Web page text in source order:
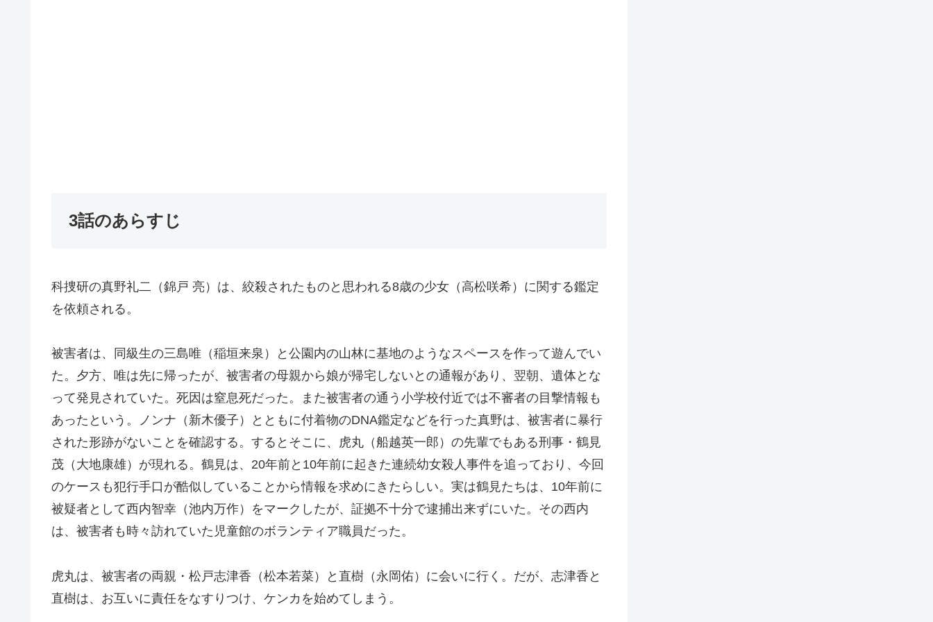
3話のあらすじ
科捜研の真野礼二（錦戸 亮）は、絞殺されたものと思われる8歳の少女（高松咲希）に関する鑑定
を依頼される。
被害者は、同級生の三島唯（稲垣来泉）と公園内の山林に基地のようなスペースを作って遊んでい
た。夕方、唯は先に帰ったが、被害者の母親から娘が帰宅しないとの通報があり、翌朝、遺体とな
って発見されていた。死因は窒息死だった。また被害者の通う小学校付近では不審者の目撃情報も
あったという。ノンナ（新木優子）とともに付着物のDNA鑑定などを行った真野は、被害者に暴行
された形跡がないことを確認する。するとそこに、虎丸（船越英一郎）の先輩でもある刑事・鶴見
茂（大地康雄）が現れる。鶴見は、20年前と10年前に起きた連続幼女殺人事件を追っており、今回
のケースも犯行手口が酷似していることから情報を求めにきたらしい。実は鶴見たちは、10年前に
被疑者として西内智幸（池内万作）をマークしたが、証拠不十分で逮捕出来ずにいた。その西内
は、被害者も時々訪れていた児童館のボランティア職員だった。
虎丸は、被害者の両親・松戸志津香（松本若菜）と直樹（永岡佑）に会いに行く。だが、志津香と
直樹は、お互いに責任をなすりつけ、ケンカを始めてしまう。